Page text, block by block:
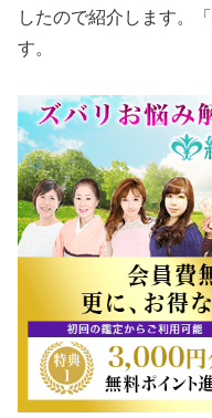
したので紹介します。「
す。